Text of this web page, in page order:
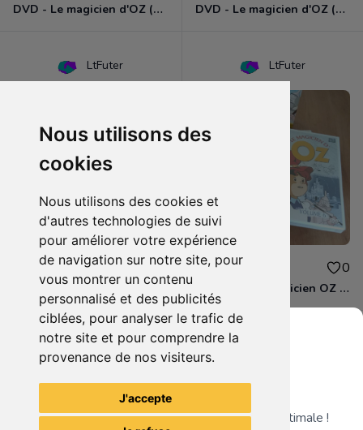
Nous utilisons des
cookies
Nous utilisons des cookies et
d'autres technologies de suivi
pour améliorer votre expérience
de navigation sur notre site, pour
vous montrer un contenu
personnalisé et des publicités
ciblées, pour analyser le trafic de
notre site et pour comprendre la
provenance de nos visiteurs.
J'accepte
DVD - Le magicien d'OZ (volume 3) DVD - Le magicien d'OZ (volume 4)
LtFuter
1.50€ 0
DVD - Le magicien d'OZ (volume 5)
LtFuter
8.00€ 0
Coffret DVD Magicien OZ Part. 2
Voir tous les articles du vendeur
Grenier du Geek
Télécharge notre app pour une expérience optimale !